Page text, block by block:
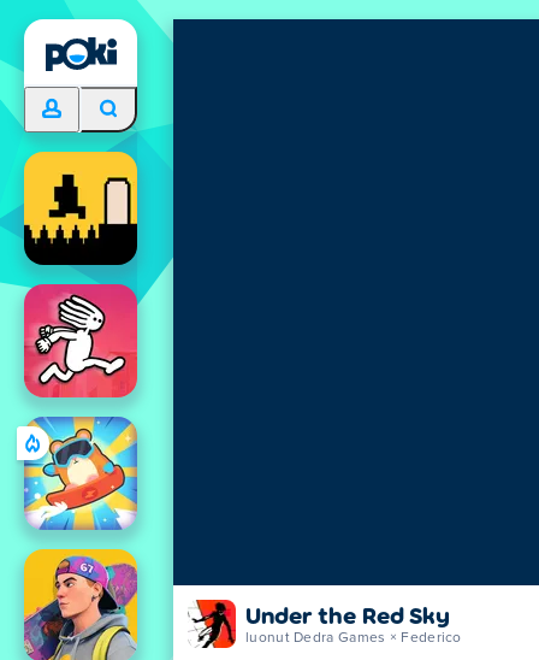
Under the Red Sky
luonut Dedra Games × Federico